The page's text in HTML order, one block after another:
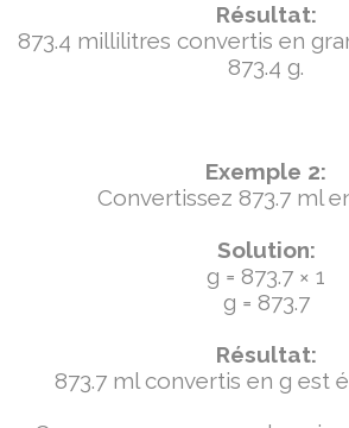
Résultat:
873.4 millilitres convertis en
873.4 g.
Exemple 2:
Convertissez 873.7 ml
Solution:
g = 873.7 × 1
g = 873.7
Résultat:
873.7 ml convertis en g est